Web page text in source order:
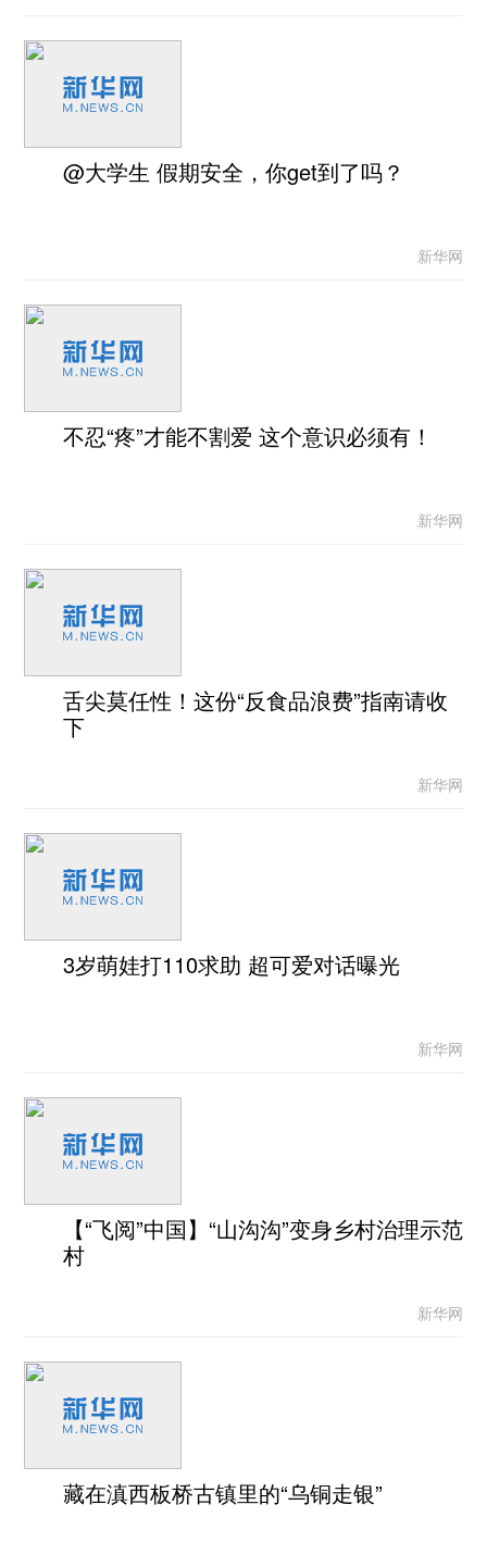
@大学生 假期安全，你get到了吗？
新华网
不忍“疼”才能不割爱 这个意识必须有！
新华网
舌尖莫任性！这份“反食品浪费”指南请收
下
新华网
3岁萌娃打110求助 超可爱对话曝光
新华网
【“飞阅”中国】“山沟沟”变身乡村治理示范
村
新华网
藏在滇西板桥古镇里的“乌铜走银”